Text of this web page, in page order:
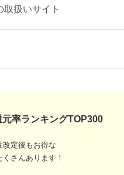
取扱いサイト
率ランキングTOP300
改定後もお得な
さんあります！